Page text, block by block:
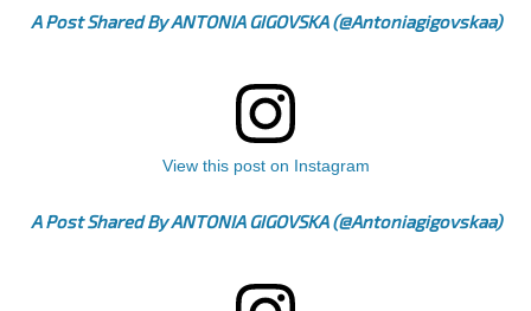
A Post Shared By ANTONIA GIGOVSKA (@antoniagigovskaa)
View this post on Instagram
A Post Shared By ANTONIA GIGOVSKA (@antoniagigovskaa)